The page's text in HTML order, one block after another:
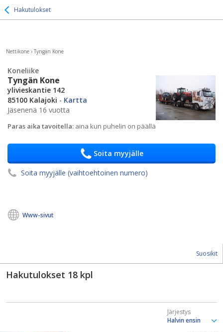
Hakutulokset
Nettikone › Tyngän Kone
Koneliike
Tyngän Kone
ylivieskantie 142
85100 Kalajoki - Kartta
Jäsenenä 16 vuotta
Paras aika tavoitella: aina kun puhelin on päällä
Soita myyjälle
Soita myyjälle (vaihtoehtoinen numero)
Www-sivut
Suosikit
Hakutulokset 18 kpl
Järjestys